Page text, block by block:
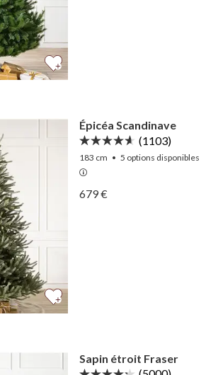
Épicéa Scandinave
(1103)
183 cm • 5 options disponibles
Afficher Épicéa
Afficher Épicéa
679 €
Sapin étroit Fraser